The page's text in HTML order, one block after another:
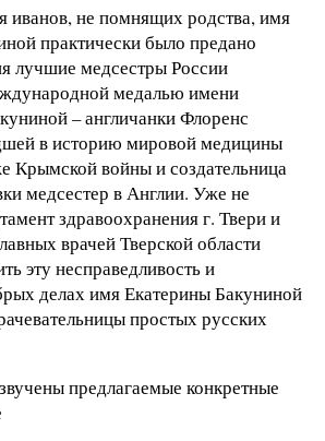
иванов, не помнящих родства, имя
практически было предано
лучшие медсестры России
медалью имени
– англичанки Флоренс
в историю мировой медицины
Крымской войны и создательница
медсестер в Англии. Уже не
здравоохранения г. Твери и
врачей Тверской области
эту несправедливость и
делах имя Екатерины Бакуниной
простых русских
предлагаемые конкретные